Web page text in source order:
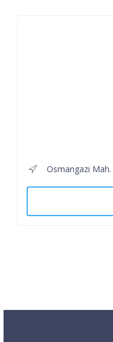
Osmangazi Mah.